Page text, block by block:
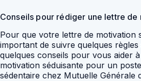
Conseils pour rédiger une lettre
Pour que votre lettre de motivation
important de suivre quelques règles
quelques conseils pour vous aider
motivation séduisante pour un
sédentaire chez Mutuelle Générale